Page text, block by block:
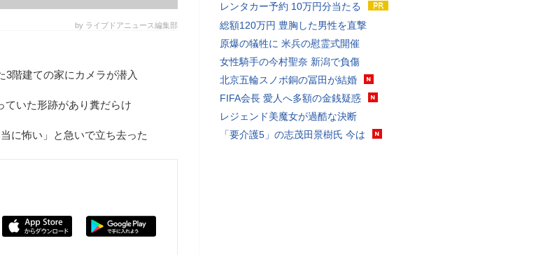
by ライブドアニュース編集部
3階建ての家にカメラが潜入
ていた形跡があり糞だらけ
に怖い」と急いで立ち去った
レンタカー予約 10万円分当たる
総額120万円 豊胸した男性を直撃
原爆の犠牲に 米兵の慰霊式開催
女性騎手の今村聖奈 新潟で負傷
北京五輪スノボ銅の冨田が結婚
FIFA会長 愛人へ多額の金銭疑惑
レジェンド美魔女が過酷な決断
「要介護5」の志茂田景樹氏 今は